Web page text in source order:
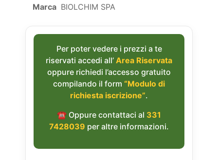
Marca BIOLCHIM SPA
Per poter vedere i prezzi a te
riservati accedi all’ Area Riservata
oppure richiedi l’accesso gratuito
compilando il form “Modulo di
richiesta iscrizione”.
☎︎ Oppure contattaci al 331
7428039 per altre informazioni.